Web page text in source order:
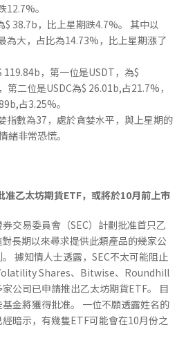
12.7%。
$ 38.7b，比上星期跌4.7%。 其中以
為大，占比為14.73%，比上星期漲了
119.84b，第一位是USDT，為$
二位是USDC為$ 26.01b,占21.7%，
占3.25%。
指數為37，處於貪婪水平，與上星期的
緒非常恐慌。
准乙太坊期貨ETF，或將於10月前上市
交易委員會（SEC）計劃批准首只乙
長期以來尋求提供此類產品的幾家公
據知情人士透露，SEC不太可能阻止
Shares、Bitwise、Roundhill
公司已申請推出乙太坊期貨ETF。 目
金將獲得批准。 一位不願透露姓名的
暗示，有幾隻ETF可能會在10月份之